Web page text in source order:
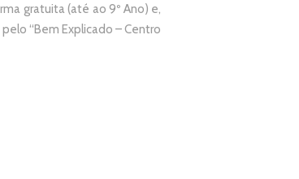
gratuita (até ao 9º Ano) e,
“Bem Explicado – Centro